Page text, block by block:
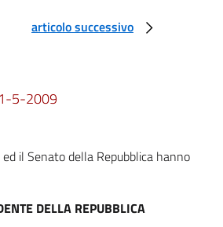
CAPO II
articolo successivo
5-2009
il Senato della Repubblica hanno
DELLA REPUBBLICA